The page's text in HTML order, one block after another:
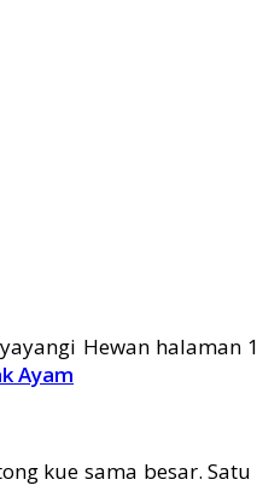
Hewan halaman
Ayam
kue sama besar.